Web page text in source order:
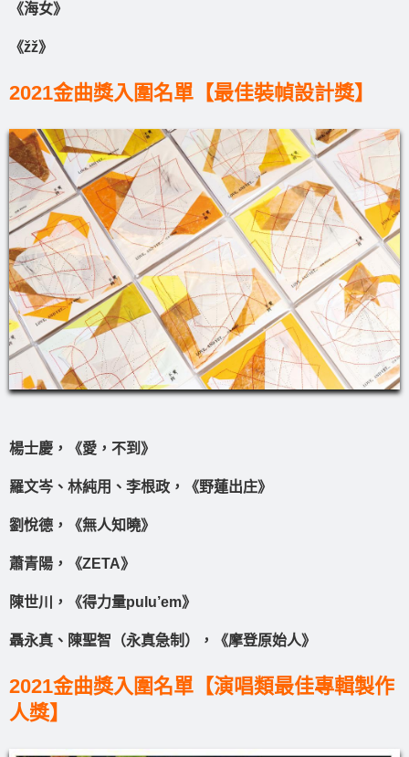
《海女》
《žž》
2021金曲獎入圍名單【最佳裝幀設計獎】
楊士慶，《愛，不到》
羅文岑、林純用、李根政，《野蓮出庄》
劉悅德，《無人知曉》
蕭青陽，《ZETA》
陳世川，《得力量pulu’em》
聶永真、陳聖智（永真急制），《摩登原始人》
2021金曲獎入圍名單【演唱類最佳專輯製作
人獎】